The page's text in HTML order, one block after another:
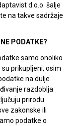
d.o.o. šalje
na takve sadržaje
PODATKE?
samo onoliko
prikupljeni, osim
na dulje
razdoblja
prirodu
zakonske ili
podatke o